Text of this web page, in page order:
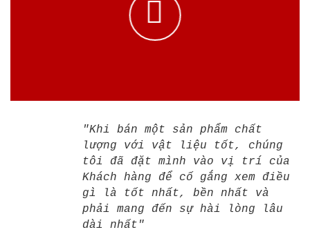
"Khi bán một sản phẩm chất
lượng với vật liệu tốt, chúng
tôi đã đặt mình vào vị trí của
Khách hàng để cố gắng xem điều
gì là tốt nhất, bền nhất và
phải mang đến sự hài lòng lâu
dài nhất"